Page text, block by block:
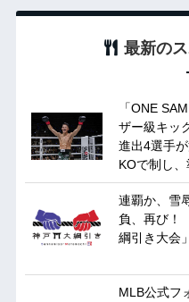
最新の
「ONE
ザー級キッ
進出4選手
KOで制し、
連覇か、雪
負、再
綱引き大会
MLB公式フ